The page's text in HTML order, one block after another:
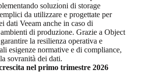
soluzioni di storage
da utilizzare e progettate per
dati Veeam anche in caso di
di produzione. Grazie a Object
la resilienza operativa e
esigenze normative e di compliance,
sovranità dei dati.
nel primo trimestre 2026